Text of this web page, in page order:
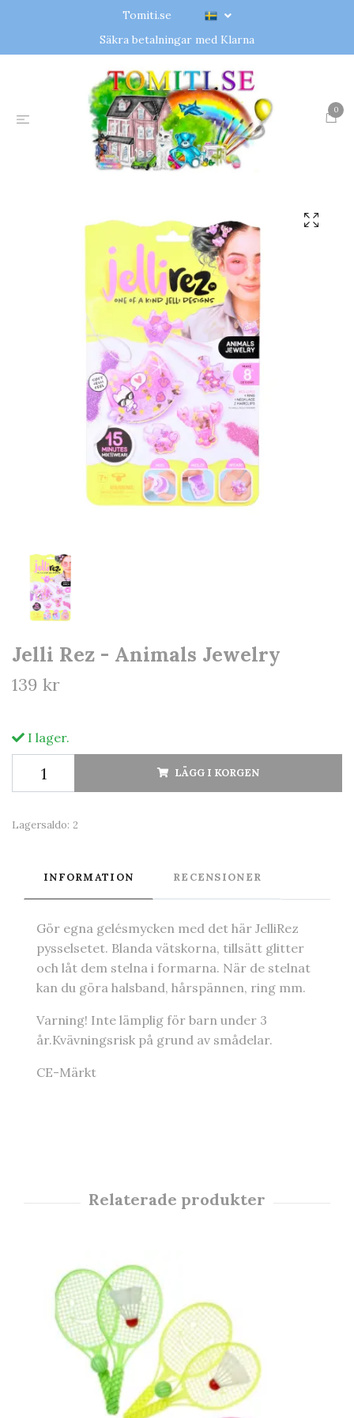
Tomiti.se
Säkra betalningar med Klarna
0
Jelli Rez - Animals Jewelry
139 kr
I lager.
LÄGG I KORGEN
Lagersaldo: 2
INFORMATION RECENSIONER
Gör egna gelésmycken med det här JelliRez
pysselsetet. Blanda vätskorna, tillsätt glitter
och låt dem stelna i formarna. När de stelnat
kan du göra halsband, hårspännen, ring mm.
Varning! Inte lämplig för barn under 3
år.Kvävningsrisk på grund av smådelar.
CE-Märkt